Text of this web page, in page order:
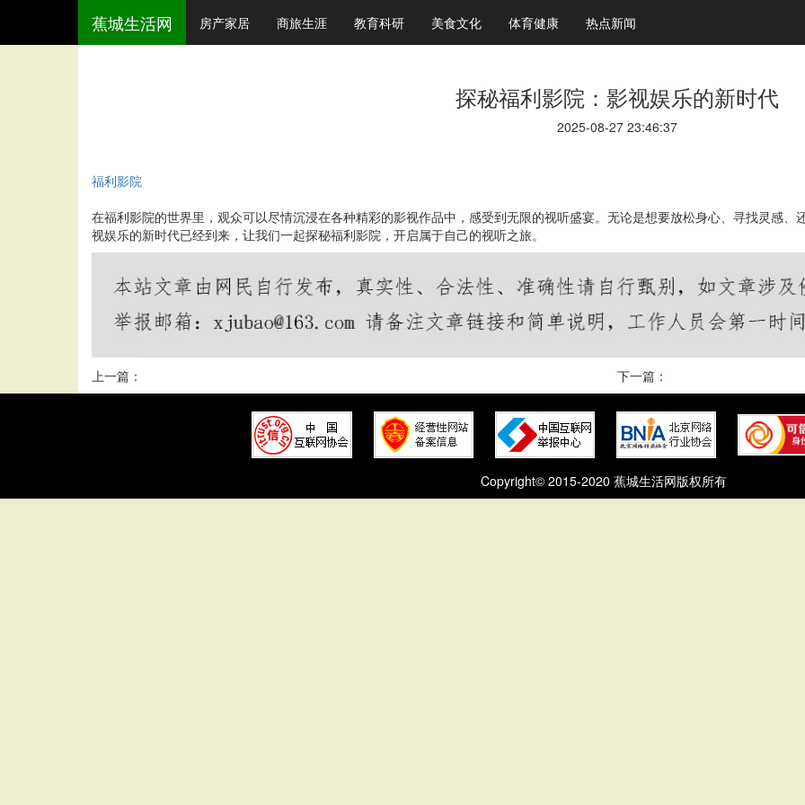
蕉城生活网 房产家居 商旅生涯 教育科研 美食文化 体育健康 热点新闻
探秘福利影院：影视娱乐的新时代
2025-08-27 23:46:37
福利影院
在福利影院的世界里，观众可以尽情沉浸在各种精彩的影视作品中，感受到无限的视听盛宴。无论是想要放松身心、寻找灵感
视娱乐的新时代已经到来，让我们一起探秘福利影院，开启属于自己的视听之旅。
上一篇： 下一篇：
Copyright© 2015-2020 蕉城生活网版权所有